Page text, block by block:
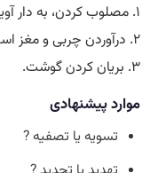
۱. مصلوب کردن، به دار آویختن، به دار زدن، کسی را بر دار کشیدن.
۲. درآوردن چربی و مغز استخوان.
۳. بریان کردن گوشت.
موارد پیشنهادی
تسویه یا تصفیه ?